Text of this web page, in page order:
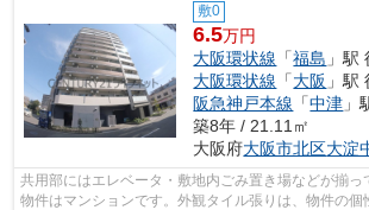
敷0
6.5万円
大阪環状線 「福島 」駅
大阪環状線 「大阪 」駅
阪急神戸本線 「中津 」
築8年 / 21.11㎡
大阪府大阪市北区大淀
共用部にはエレベータ・敷地内ごみ置き場などが揃っ
物件はマンションです。外観タイル張りは、物件の個